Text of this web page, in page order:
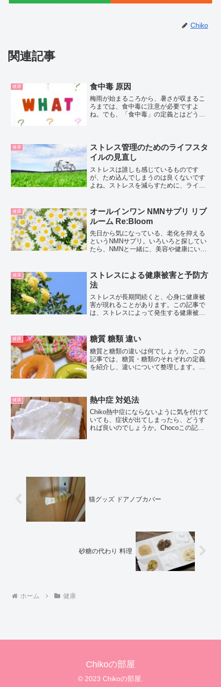
Chiko
関連記事
健康 食中毒 原因
梅雨が始まるころから、暑さが収まるこ
ろまでは、食中毒に注意が必要ですよ
ね。でも、「食中毒」の定義とはどうい
ス、毒素や化学物質などが含ま...
健康
ストレス管理のためのライフスタ
イルの見直し
ストレスは誰しも感じているものです
が、ため込んでしまうのは良くないです
よね。ストレスを減らすために、ライフ
は、自分のストレスサインに気づき、ケ
アすること。でも、できれば...
健康
オールインワン NMNサプリ リブ
ルーム Re:Bloom
先日から気になっている、老化を抑える
というNMNサプリ。いろいろと探してい
たら、NMNと一緒に、美容や健康にいい
つけました。▼Re:Bloom（リ・ブルー
ム）の公式...
健康
ストレスによる健康被害と予防方
法
ストレスが長期間続くと、心身に健康被
害が現れることがあります。この記事で
は、ストレスによって発生する健康被害
よる健康被害の代表的な症状をいくつか
挙げてみます。精神的な症...
健康 糖質 糖類 違い
糖質と糖類の違いは何でしょうか。この
記事では、糖質・糖類のそれぞれの定義
を紹介し、違いについて整理します。糖
す。そして、糖質と呼ばれる「...
健康 熱中症 対処法
Chiko熱中症にならないように気を付けて
いても、症状が出てしまったら、どうす
れば良いのでしょうか。Chocoこの記事
猫グッズ ドアノブカバー
砂糖の代わり 料理
ホーム 健康
Chikoの部屋
© 2023 Chikoの部屋.